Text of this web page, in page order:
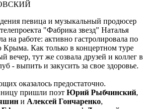
певица и музыкальный продюсер
"Фабрика звезд" Наталья
на работе: активно гастролировала по
Как только в концертном туре
вечер, тут же созвала друзей и коллег в
- выпить и закусить за свое здоровье.
оказалось предостаточно.
пришли поэт Юрий Рыбчинский,
и Алексей Гончаренко,